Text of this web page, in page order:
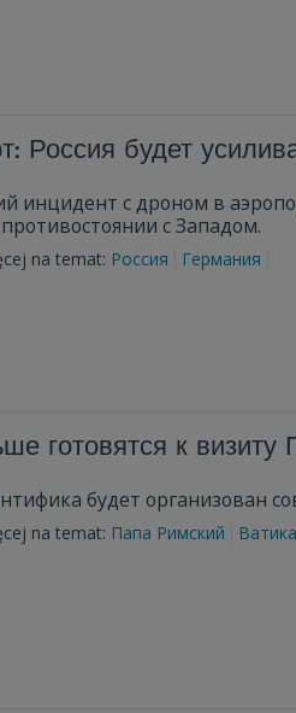
Россия будет
инцидент с дроном в
с Западом.
na temat: Россия Германия
готовятся к визиту
будет организован
na temat: Папа Римский